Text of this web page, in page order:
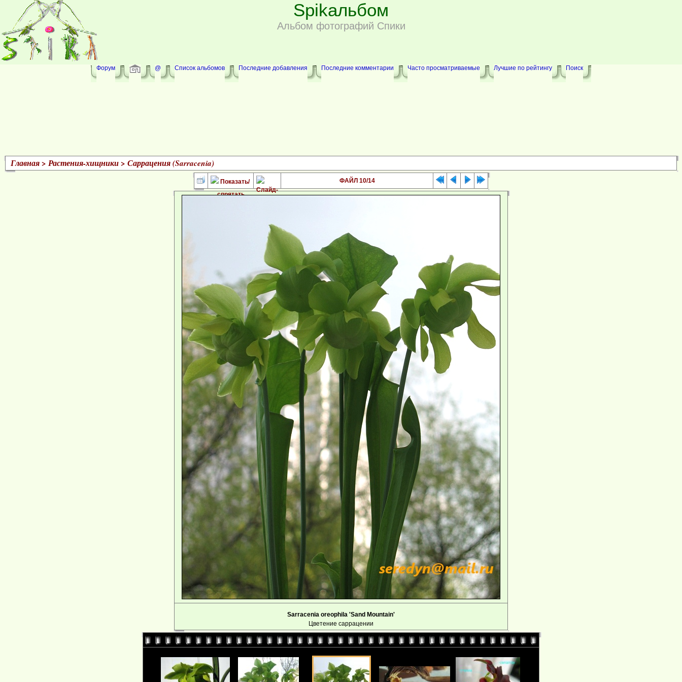
Spikальбом
Альбом фотографий Спики
Форум @ Список альбомов Последние добавления Последние комментарии Часто просматриваемые Лучшие по рейтингу Поиск
Главная> Растения-хищники> Саррацения (Sarracenia)
ФАЙЛ 10/14
Sarracenia oreophila 'Sand Mountain'
Цветение саррацении